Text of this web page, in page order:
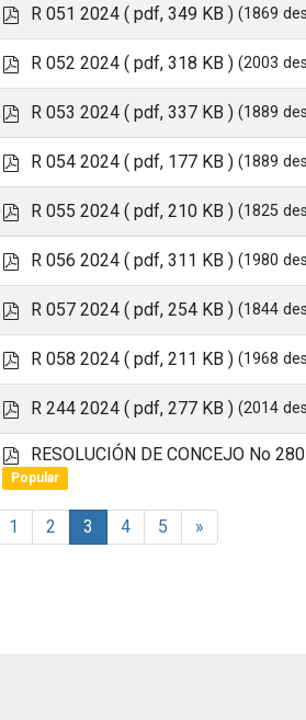
pR 051 2024 ( pdf, 349 KB ) (1869
p
d
R 052 2024 ( pdf, 318 KB ) (2003
pR 053 2024 ( pdf, 337 KB ) (1889
p
d
R 054 2024 ( pdf, 177 KB ) (1889
pR 055 2024 ( pdf, 210 KB ) (1825
p
d
R 056 2024 ( pdf, 311 KB ) (1980
pR 057 2024 ( pdf, 254 KB ) (1844
p
d
R 058 2024 ( pdf, 211 KB ) (1968
pR 244 2024 ( pdf, 277 KB ) (2014
p
d
f
RESOLUCIÓN DE CONCEJO No
Popular
1 2 3 4 5 »